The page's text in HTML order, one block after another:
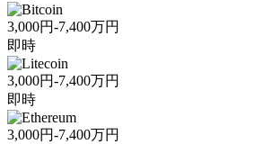
3,000円-7,400万円
即時
3,000円-7,400万円
即時
3,000円-7,400万円